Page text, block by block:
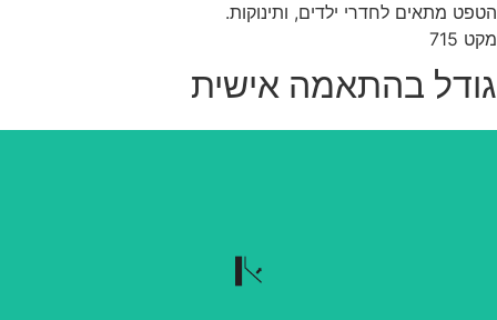
מתאים לחדרי ילדים, ותינוקות.
715
בהתאמה אישית
נשלף בקלות